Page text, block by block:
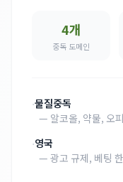
4개
중독 도메인
·물질중독
— 알코올, 약물, 오
·영국
— 광고 규제, 베팅